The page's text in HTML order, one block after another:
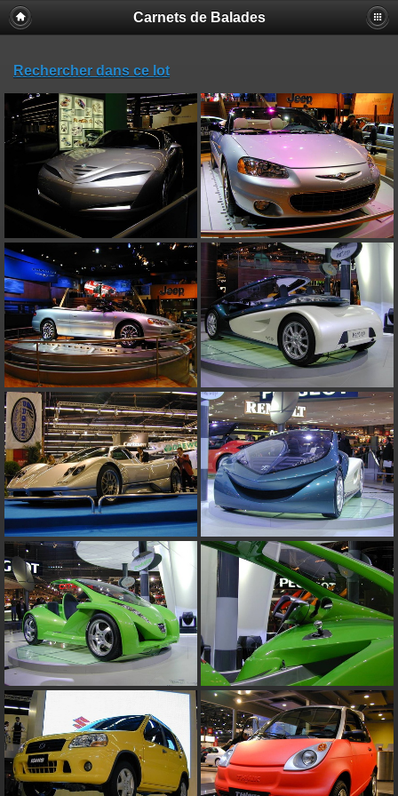
Carnets de Balades
Rechercher dans ce lot